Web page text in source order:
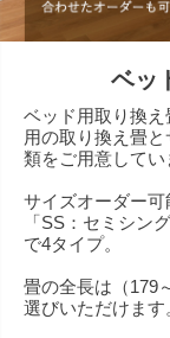
ベッ
ベッド用取り換
用の取り換え畳
類をご用意してい
サイズオーダー
「SS：セミシン
で4タイプ。
畳の全長は（179
選びいただけます